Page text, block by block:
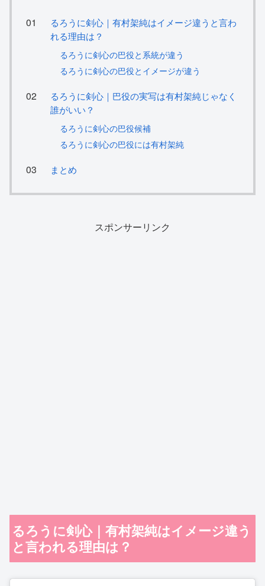
るろうに剣心｜有村架純はイメージ違うと言わ
れる理由は？
るろうに剣心の巴役と系統が違う
るろうに剣心の巴役とイメージが違う
るろうに剣心｜巴役の実写は有村架純じゃなく
誰がいい？
るろうに剣心の巴役候補
るろうに剣心の巴役には有村架純
まとめ
スポンサーリンク
るろうに剣心｜有村架純はイメージ違う
と言われる理由は？